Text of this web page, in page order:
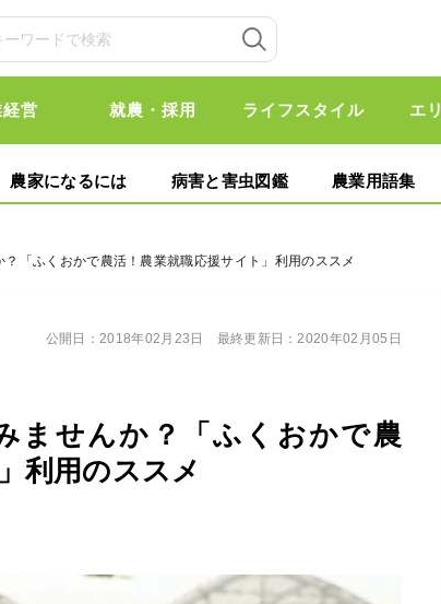
営 就農・採用 ライフスタイル エ
農家になるには 病害と害虫図鑑 農業用語集
「ふくおかで農活！農業就職応援サイト」利用のススメ
ませんか？「ふくおかで農
利用のススメ
公開日：2018年02月23日 最終更新日：2020年02月05日